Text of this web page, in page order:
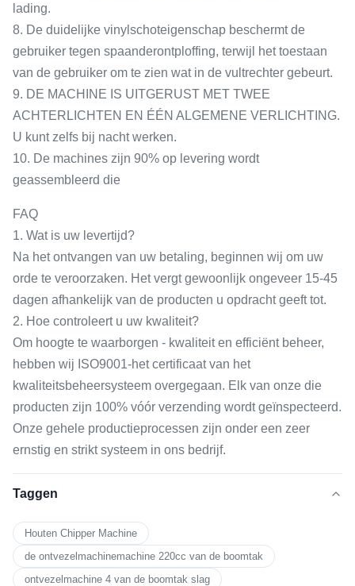
lading.
8. De duidelijke vinylschoteigenschap beschermt de
gebruiker tegen spaanderontploffing, terwijl het toestaan
van de gebruiker om te zien wat in de vultrechter gebeurt.
9. DE MACHINE IS UITGERUST MET TWEE
ACHTERLICHTEN EN ÉÉN ALGEMENE VERLICHTING.
U kunt zelfs bij nacht werken.
10. De machines zijn 90% op levering wordt
geassembleerd die
FAQ
1. Wat is uw levertijd?
Na het ontvangen van uw betaling, beginnen wij om uw
orde te veroorzaken. Het vergt gewoonlijk ongeveer 15-45
dagen afhankelijk van de producten u opdracht geeft tot.
2. Hoe controleert u uw kwaliteit?
Om hoogte te waarborgen - kwaliteit en efficiënt beheer,
hebben wij ISO9001-het certificaat van het
kwaliteitsbeheersysteem overgegaan. Elk van onze die
producten zijn 100% vóór verzending wordt geïnspecteerd.
Onze gehele productieprocessen zijn onder een zeer
ernstig en strikt systeem in ons bedrijf.
Taggen
Houten Chipper Machine
de ontvezelmachinemachine 220cc van de boomtak
ontvezelmachine 4 van de boomtak slag